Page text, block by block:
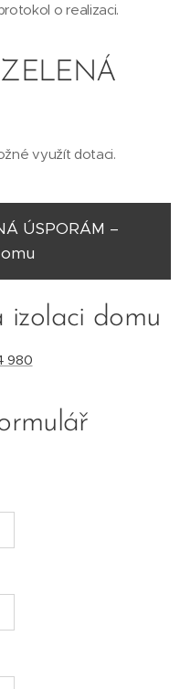
o realizaci.
využít dotaci.
ÚSPORÁM –
izolaci domu
980